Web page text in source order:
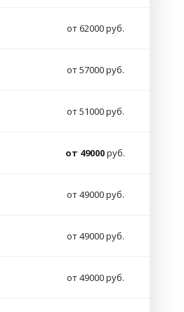
от 62000 руб.
от 57000 руб.
от 51000 руб.
от 49000руб.
от 49000 руб.
от 49000 руб.
от 49000 руб.